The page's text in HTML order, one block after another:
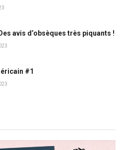
avis d’obsèques très piquants !
#1